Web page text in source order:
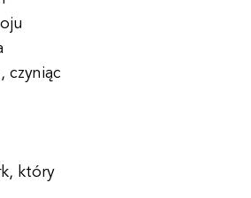
czyniąc
który